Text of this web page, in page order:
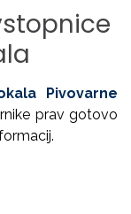
Pivovarne
prav gotovo